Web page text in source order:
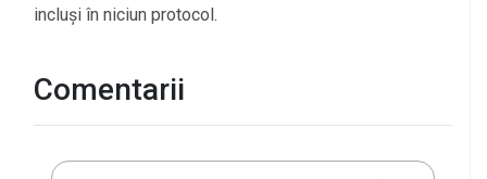
incluși în niciun protocol.
Comentarii